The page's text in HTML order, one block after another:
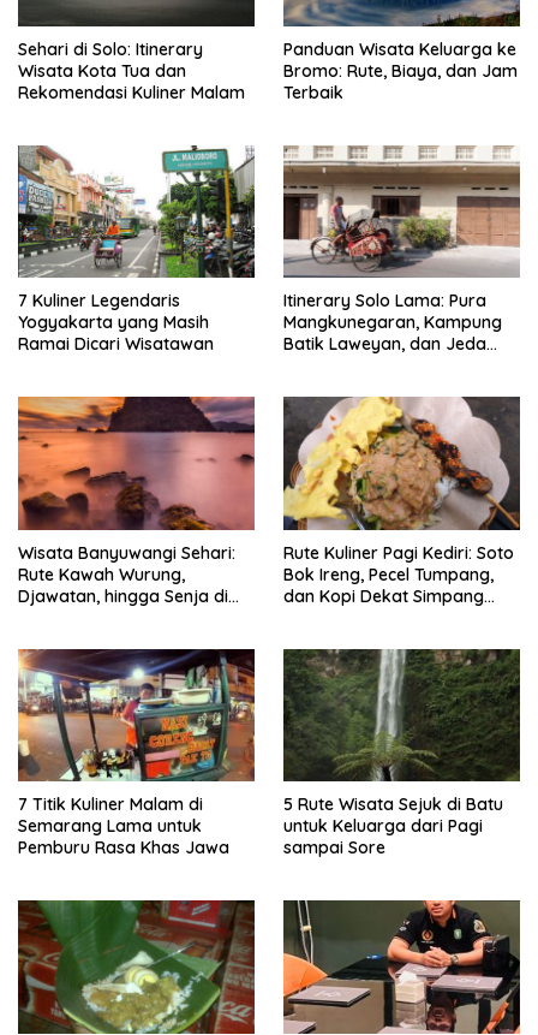
Sehari di Solo: Itinerary
Wisata Kota Tua dan
Rekomendasi Kuliner Malam
Panduan Wisata Keluarga ke
Bromo: Rute, Biaya, dan Jam
Terbaik
7 Kuliner Legendaris
Yogyakarta yang Masih
Ramai Dicari Wisatawan
Itinerary Solo Lama: Pura
Mangkunegaran, Kampung
Batik Laweyan, dan Jeda
Wisata Banyuwangi Sehari:
Rute Kawah Wurung,
Djawatan, hingga Senja di
Rute Kuliner Pagi Kediri: Soto
Bok Ireng, Pecel Tumpang,
dan Kopi Dekat Simpang
7 Titik Kuliner Malam di
Semarang Lama untuk
Pemburu Rasa Khas Jawa
5 Rute Wisata Sejuk di Batu
untuk Keluarga dari Pagi
sampai Sore